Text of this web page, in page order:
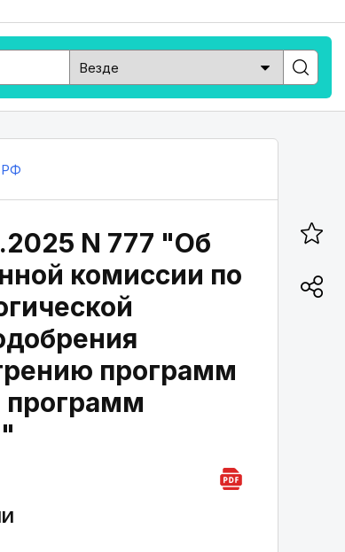
РФ
N 777 "Об
комиссии по
программ
программ